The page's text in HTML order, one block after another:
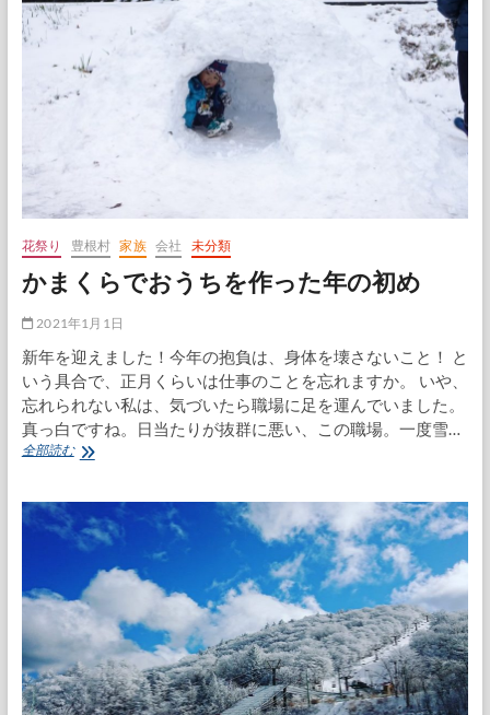
ォ
ッ
ｂ
ｙ
コ
ア
に
心
花祭り 豊根村 家族 会社 未分類
かまくらでおうちを作った年の初め
2021年1月1日
新年を迎えました！今年の抱負は、身体を壊さないこと！ と
いう具合で、正月くらいは仕事のことを忘れますか。 いや、
忘れられない私は、気づいたら職場に足を運んでいました。
真っ白ですね。日当たりが抜群に悪い、この職場。一度雪…
全部読むか
で
お
ち
を
た
年
の